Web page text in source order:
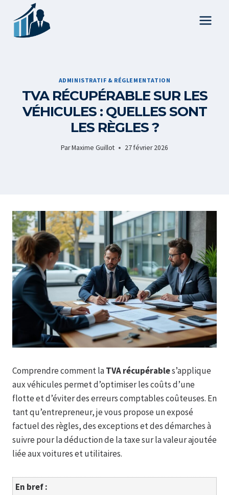
contenu
ADMINISTRATIF & RÉGLEMENTATION
TVA RÉCUPÉRABLE SUR LES
VÉHICULES : QUELLES SONT
LES RÈGLES ?
ParMaxime Guillot 27 février 2026
Comprendre comment laTVA récupérables’applique
aux véhicules permet d’optimiser les coûts d’une
flotte et d’éviter des erreurs comptables coûteuses. En
tant qu’entrepreneur, je vous propose un exposé
factuel des règles, des exceptions et des démarches à
suivre pour la déduction de la taxe sur la valeur ajoutée
liée aux voitures et utilitaires.
En bref :